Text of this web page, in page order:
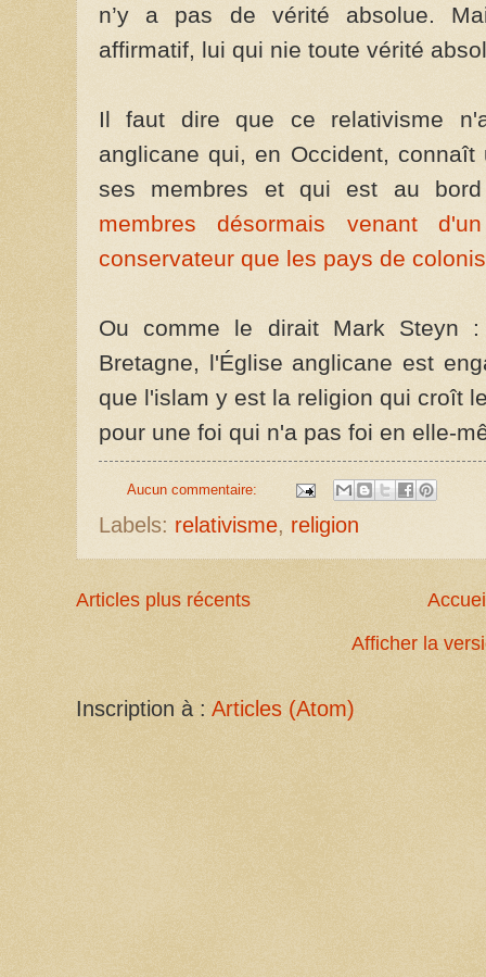
n’y a pas de vérité absolue.
affirmatif, lui qui nie toute vérité
Il faut dire que ce relativisme
anglicane qui, en Occident,
ses membres et qui est au
membres désormais venant
conservateur que les pays de
Ou comme le dirait Mark Steyn
Bretagne, l'Église anglicane est
que l'islam y est la religion qui croît
pour une foi qui n'a pas foi en elle-
Aucun commentaire:
Labels: relativisme, religion
Articles plus récents
Afficher la
Inscription à : Articles (Atom)